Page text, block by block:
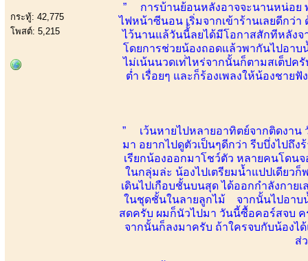
กระทู้: 42,775
โพสต์: 5,215
” การบ้านย้อนหลังอาจจะนานหน่อย
ไฟหน้าซีนอน เริ่มจากเข้าร้านเลยดีกว่า
ไว้นานแล้วันนี้้ลยได้มีโอกาสสักทีหลัง
โดยการช่วยน้องถอดแล้วพากันไปอาบ
ไม่เน้นนวดเท่่ไหร่จากนั้นก็ตามสเต็ปค
ต่ำ เรื่อยๆ และก็ร้องเพลงให้น้องชาย
” เว้นหายไปหลายอาทิตย์จากติดงาน
มา อยากไปดูตัวเป็นๆดีกว่า รีบบึ่งไปถึ
เรียกน้องออกมาโชว์ตัว หลายคนโดน
ในกลุ่มล่ะ น้องไปเตรียมน้ำแปปเดียว
เดินไปเกือบชั้นบนสุด ได้ออกกำลังกา
ในชุดชั้นในลายลูกไม้ จากนั้นไปอาบ
สดครับ ผมก็นัวไปมา วันนี้ซื้อคอร์สจบ
จากนั้นก็ลงมาครับ ถ้าใครจบกับน้อง
ส่